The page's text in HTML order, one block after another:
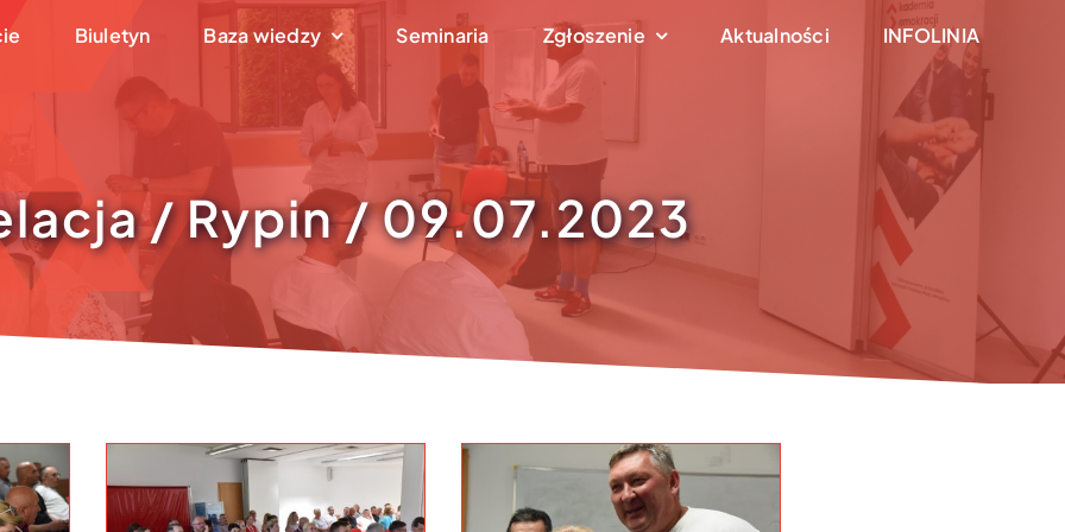
Biuletyn Baza wiedzy Seminaria Zgłoszenie Aktualności INFOLINIA
/ Rypin / 09.07.2023